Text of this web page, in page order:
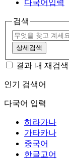
다국어입력
검색
상세검색
결과 내 재검색
인기 검색어
다국어 입력
히라가나
가타카나
중국어
한글고어